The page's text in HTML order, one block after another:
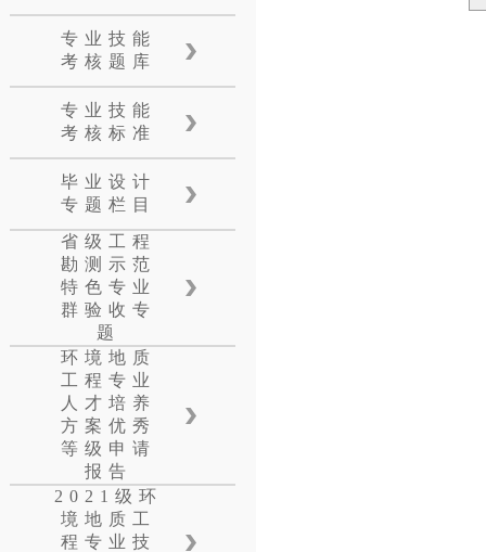
专业技能
考核题库
专业技能
考核标准
毕业设计
专题栏目
省级工程
勘测示范
特色专业
群验收专
题
环境地质
工程专业
人才培养
方案优秀
等级申请
报告
2021级环
境地质工
程专业技